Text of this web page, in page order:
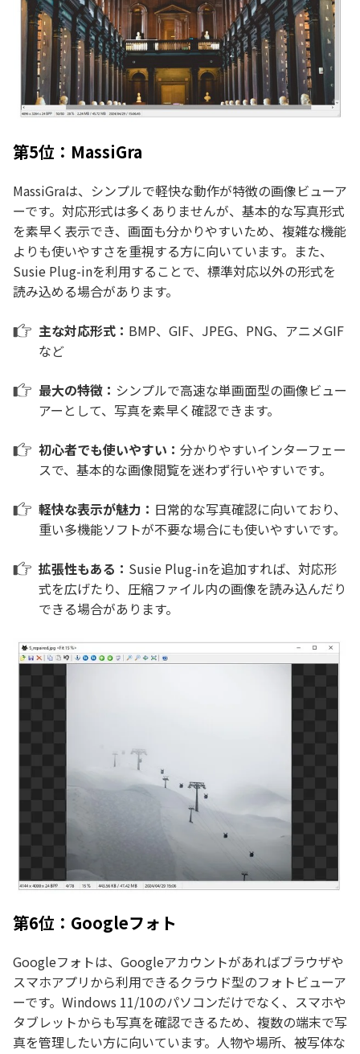
第5位：MassiGra
MassiGraは、シンプルで軽快な動作が特徴の画像ビューア
ーです。対応形式は多くありませんが、基本的な写真形式
を素早く表示でき、画面も分かりやすいため、複雑な機能
よりも使いやすさを重視する方に向いています。また、
Susie Plug-inを利用することで、標準対応以外の形式を
読み込める場合があります。
主な対応形式： BMP、GIF、JPEG、PNG、アニメGIF
など
最大の特徴： シンプルで高速な単画面型の画像ビュー
アーとして、写真を素早く確認できます。
初心者でも使いやすい： 分かりやすいインターフェー
スで、基本的な画像閲覧を迷わず行いやすいです。
軽快な表示が魅力： 日常的な写真確認に向いており、
重い多機能ソフトが不要な場合にも使いやすいです。
拡張性もある： Susie Plug-inを追加すれば、対応形
式を広げたり、圧縮ファイル内の画像を読み込んだり
できる場合があります。
第6位：Googleフォト
Googleフォトは、Googleアカウントがあればブラウザや
スマホアプリから利用できるクラウド型のフォトビューア
ーです。Windows 11/10のパソコンだけでなく、スマホや
タブレットからも写真を確認できるため、複数の端末で写
真を管理したい方に向いています。人物や場所、被写体な